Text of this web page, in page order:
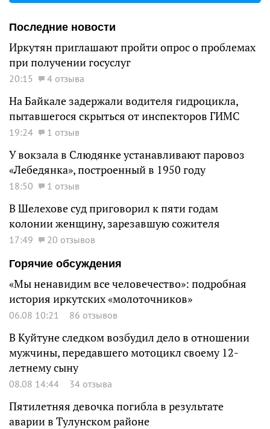
Последние новости
Иркутян приглашают пройти опрос о проблемах
при получении госуслуг
20:15 4 отзыва
На Байкале задержали водителя гидроцикла,
пытавшегося скрыться от инспекторов ГИМС
19:24 1 отзыв
У вокзала в Слюдянке устанавливают паровоз
«Лебедянка», построенный в 1950 году
18:50 1 отзыв
В Шелехове суд приговорил к пяти годам
колонии женщину, зарезавшую сожителя
17:49
20 отзывов
Горячие обсуждения
«Мы ненавидим все человечество»: подробная
история иркутских «молоточников»
06.08 10:21 86 отзывов
В Куйтуне следком возбудил дело в отношении
мужчины, передавшего мотоцикл своему 12-
летнему сыну
08.08 14:44 34 отзыва
Пятилетняя девочка погибла в результате
аварии в Тулунском районе